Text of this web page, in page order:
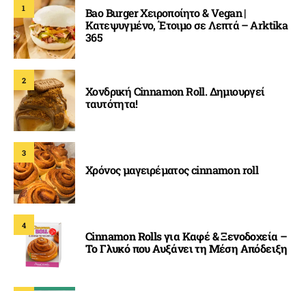
1
Bao Burger Χειροποίητο & Vegan |
Κατεψυγμένο, Έτοιμο σε Λεπτά – Arktika
365
2
Χονδρική Cinnamon Roll. Δημιουργεί
ταυτότητα!
3
Χρόνος μαγειρέματος cinnamon roll
4
Cinnamon Rolls για Καφέ & Ξενοδοχεία –
Το Γλυκό που Αυξάνει τη Μέση Απόδειξη